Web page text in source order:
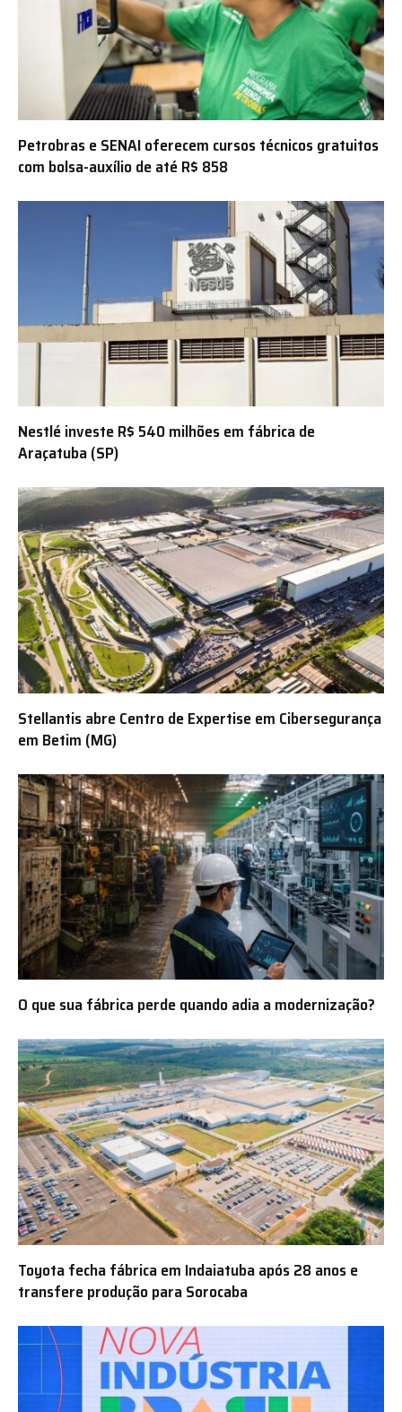
Petrobras e SENAI oferecem cursos técnicos gratuitos
com bolsa-auxílio de até R$ 858
Nestlé investe R$ 540 milhões em fábrica de
Araçatuba (SP)
Stellantis abre Centro de Expertise em Cibersegurança
em Betim (MG)
O que sua fábrica perde quando adia a modernização?
Toyota fecha fábrica em Indaiatuba após 28 anos e
transfere produção para Sorocaba